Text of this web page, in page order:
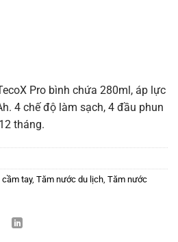
Pro bình chứa 280ml, áp lực
4 chế độ làm sạch, 4 đầu phun
tháng.
tay, Tăm nước du lịch, Tăm nước